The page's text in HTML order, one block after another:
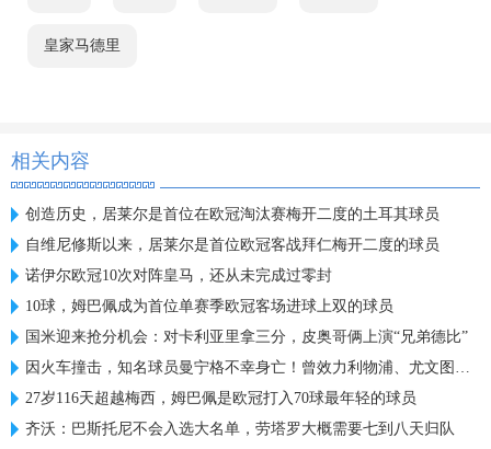
皇家马德里
相关内容
创造历史，居莱尔是首位在欧冠淘汰赛梅开二度的土耳其球员
自维尼修斯以来，居莱尔是首位欧冠客战拜仁梅开二度的球员
诺伊尔欧冠10次对阵皇马，还从未完成过零封
10球，姆巴佩成为首位单赛季欧冠客场进球上双的球员
国米迎来抢分机会：对卡利亚里拿三分，皮奥哥俩上演“兄弟德比”
因火车撞击，知名球员曼宁格不幸身亡！曾效力利物浦、尤文图斯等球队
27岁116天超越梅西，姆巴佩是欧冠打入70球最年轻的球员
齐沃：巴斯托尼不会入选大名单，劳塔罗大概需要七到八天归队